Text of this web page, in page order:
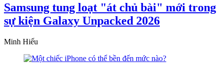
Samsung tung loạt "át chủ bài" mới trong
sự kiện Galaxy Unpacked 2026
Minh Hiếu